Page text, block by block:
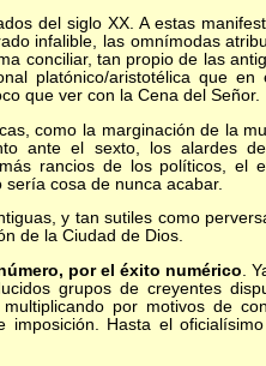
del siglo XX. A estas
infalible, las omnímodas
conciliar, tan propio de las
platónico/aristotélica que
que ver con la Cena del Señor.
como la marginación de la
ante el sexto, los alardes
rancios de los políticos, el
cosa de nunca acabar.
y tan sutiles como
de la Ciudad de Dios.
por el éxito numérico .
grupos de creyentes
por motivos de
imposición. Hasta el